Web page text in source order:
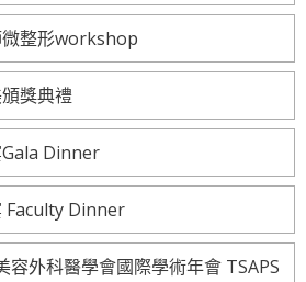
微整形workshop
獎典禮
Gala Dinner
Faculty Dinner
容外科醫學會國際學術年會 TSAPS